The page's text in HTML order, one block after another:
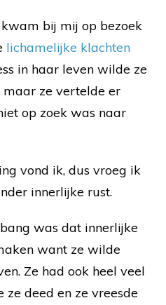
bij mij op bezoek
lichamelijke klachten
in haar leven wilde ze
ze vertelde er
op zoek was naar
vond ik, dus vroeg ik
innerlijke rust.
was dat innerlijke
want ze wilde
Ze had ook heel veel
deed en ze vreesde